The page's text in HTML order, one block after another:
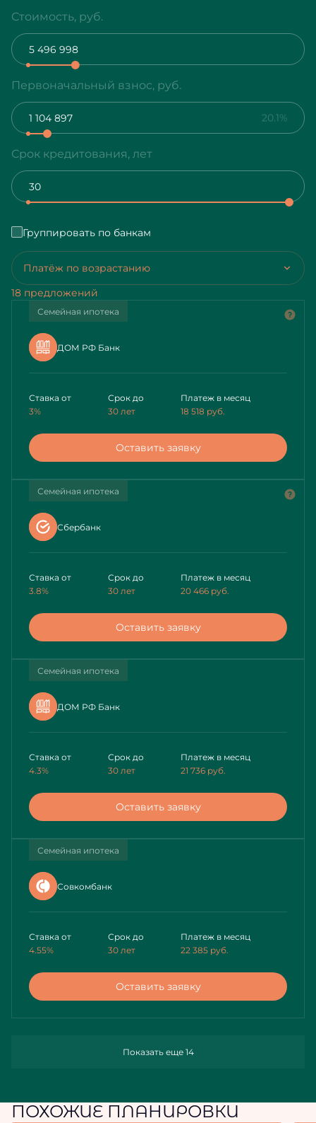
Стоимость, руб.
Первоначальный взнос, руб.
20.1%
Срок кредитования, лет
Группировать по банкам
Платёж по возрастанию
18 предложений
Семейная ипотека
ДОМ РФ Банк
Ставка от
3%
Срок до
30 лет
Платеж в месяц
18 518 руб.
Оставить заявку
Семейная ипотека
Сбербанк
Ставка от
3.8%
Срок до
30 лет
Платеж в месяц
20 466 руб.
Оставить заявку
Семейная ипотека
ДОМ РФ Банк
Ставка от
4.3%
Срок до
30 лет
Платеж в месяц
21 736 руб.
Оставить заявку
Семейная ипотека
Совкомбанк
Ставка от
4.55%
Срок до
30 лет
Платеж в месяц
22 385 руб.
Оставить заявку
Показать еще 14
ПОХОЖИЕ ПЛАНИРОВКИ